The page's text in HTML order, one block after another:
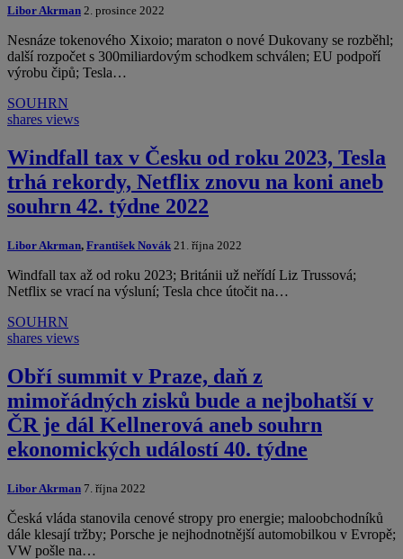
Libor Akrman 2. prosince 2022
Nesnáze tokenového Xixoio; maraton o nové Dukovany se rozběhl;
další rozpočet s 300miliardovým schodkem schválen; EU podpoří
výrobu čipů; Tesla…
SOUHRN
shares views
Windfall tax v Česku od roku 2023, Tesla
trhá rekordy, Netflix znovu na koni aneb
souhrn 42. týdne 2022
Libor Akrman, František Novák 21. října 2022
Windfall tax až od roku 2023; Británii už neřídí Liz Trussová;
Netflix se vrací na výsluní; Tesla chce útočit na…
SOUHRN
shares views
Obří summit v Praze, daň z
mimořádných zisků bude a nejbohatší v
ČR je dál Kellnerová aneb souhrn
ekonomických událostí 40. týdne
Libor Akrman 7. října 2022
Česká vláda stanovila cenové stropy pro energie; maloobchodníků
dále klesají tržby; Porsche je nejhodnotnější automobilkou v Evropě;
VW pošle na…